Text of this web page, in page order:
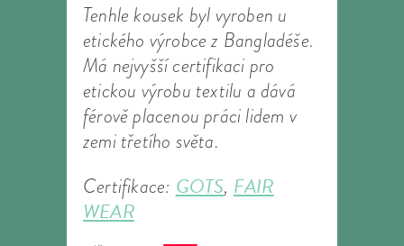
Tenhle kousek byl vyroben u
etického výrobce z Bangladéše.
Má nejvyšší certifikaci pro
etickou výrobu textilu a dává
férově placenou práci lidem v
zemi třetího světa.
Certifikace: GOTS, FAIR
WEAR